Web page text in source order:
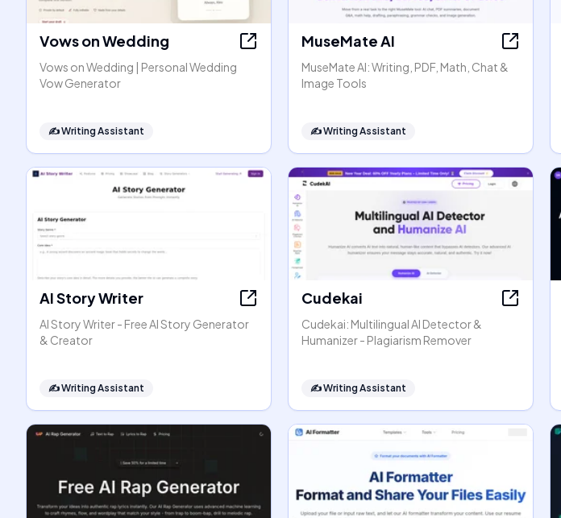
Vows on Wedding
Vows on Wedding | Personal Wedding
Vow Generator
✍️Writing Assistant
MuseMate AI
MuseMate AI: Writing, PDF, Math, Chat &
Image Tools
✍️Writing Assistant
AI Story Writer
AI Story Writer - Free AI Story Generator
& Creator
✍️Writing Assistant
Cudekai
Cudekai: Multilingual AI Detector &
Humanizer - Plagiarism Remover
✍️Writing Assistant